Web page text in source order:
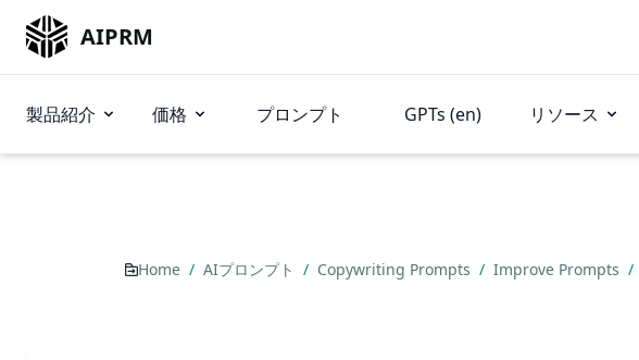
AIPRM
製品紹介 価格 プロンプト GPTs (en) リソース
Home / AIプロンプト / Copywriting Prompts / Improve Prompts /